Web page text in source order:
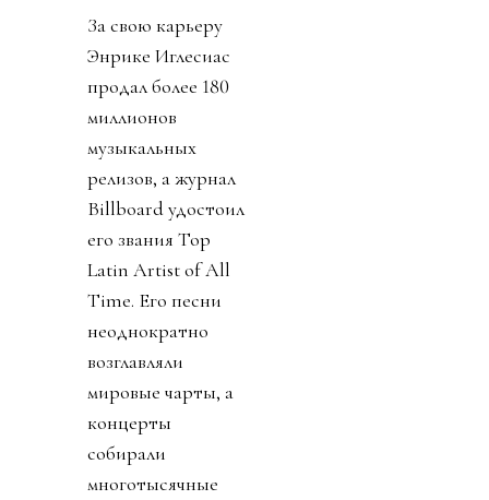
За свою карьеру
Энрике Иглесиас
продал более 180
миллионов
музыкальных
релизов, а журнал
Billboard удостоил
его звания Top
Latin Artist of All
Time. Его песни
неоднократно
возглавляли
мировые чарты, а
концерты
собирали
многотысячные